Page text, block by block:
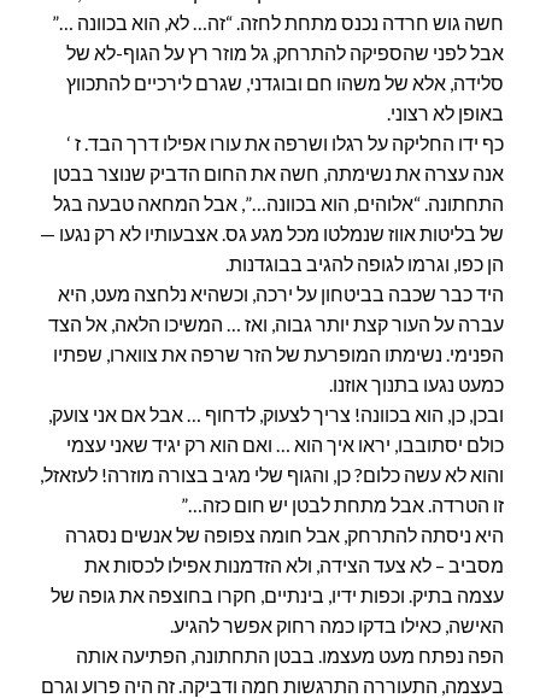
חשה גוש חרדה נכנס מתחת לחזה. “זה… לא, הוא בכוונה …”
אבל לפני שהספיקה להתרחק, גל מוזר רץ על הגוף-לא של
סלידה, אלא של משהו חם ובוגדני, שגרם לירכיים להתכווץ
באופן לא רצוני.
כף ידו החליקה על רגלו ושרפה את עורו אפילו דרך הבד. ז ‘
אנה עצרה את נשימתה, חשה את החום הדביק שנוצר בבטן
התחתונה. “אלוהים, הוא בכוונה…”, אבל המחאה טבעה בגל
של בליטות אווז שנמלטו מכל מגע גס. אצבעותיו לא רק נגעו —
הן כפו, וגרמו לגופה להגיב בבוגדנות.
היד כבר שכבה בביטחון על ירכה, וכשהיא נלחצה מעט, היא
עברה על העור קצת יותר גבוה, ואז … המשיכו הלאה, אל הצד
הפנימי. נשימתו המופרעת של הזר שרפה את צווארו, שפתיו
כמעט נגעו בתנוך אוזנו.
ובכן, כן, הוא בכוונה! צריך לצעוק, לדחוף … אבל אם אני צועק,
כולם יסתובבו, יראו איך הוא … ואם הוא רק יגיד שאני עצמי
והוא לא עשה כלום? כן, והגוף שלי מגיב בצורה מוזרה! לעזאזל,
זו הטרדה. אבל מתחת לבטן יש חום כזה…”
היא ניסתה להתרחק, אבל חומה צפופה של אנשים נסגרה
מסביב – לא צעד הצידה, ולא הזדמנות אפילו לכסות את
עצמה בתיק. וכפות ידיו, בינתיים, חקרו בחוצפה את גופה של
האישה, כאילו בדקו כמה רחוק אפשר להגיע.
הפה נפתח מעט מעצמו. בבטן התחתונה, הפתיעה אותה
בעצמה, התעוררה התרגשות חמה ודביקה. זה היה פרוע וגרם